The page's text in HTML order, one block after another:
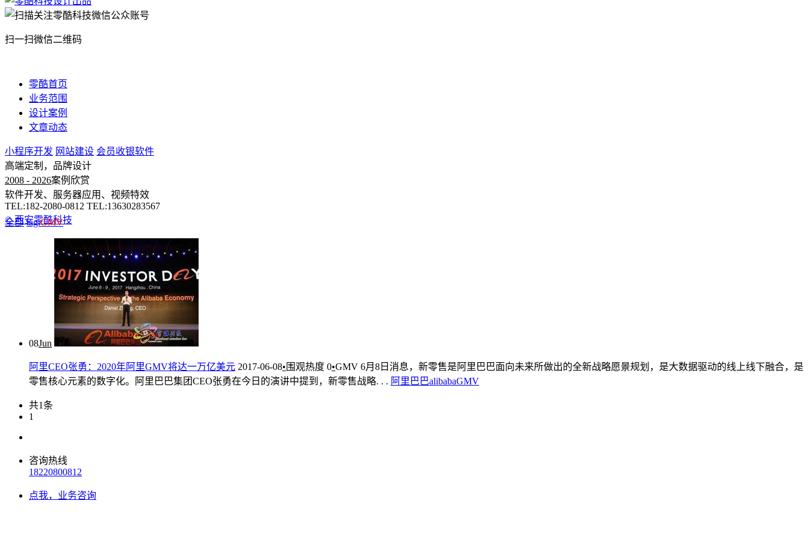
扫一扫微信二维码
零酷首页
业务范围
设计案例
文章动态
小程序开发 网站建设 会员收银软件
高端定制，品牌设计
2008 - 2026案例欣赏
软件开发、服务器应用、视频特效
TEL:182-2080-0812 TEL:13630283567
© 西安零酷科技
全部 tag:GMV
08Jun
阿里CEO张勇：2020年阿里GMV将达一万亿美元 2017-06-08• 围观热度 0•GMV 6月8日消息，新零售是阿里巴巴面向未来所做出的全新战略愿景规划，是大数据驱动的线上线下融合，是
零售核心元素的数字化。阿里巴巴集团CEO张勇在今日的演讲中提到，新零售战略. . . 阿里巴巴alibabaGMV
共1条
1
咨询热线
18220800812
点我，业务咨询